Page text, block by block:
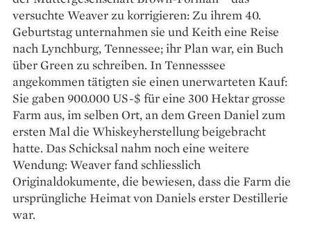
versuchte Weaver zu korrigieren: Zu ihrem 40.
Geburtstag unternahmen sie und Keith eine Reise
nach Lynchburg, Tennessee; ihr Plan war, ein Buch
über Green zu schreiben. In Tennesssee
angekommen tätigten sie einen unerwarteten Kauf:
Sie gaben 900.000 US-$ für eine 300 Hektar grosse
Farm aus, im selben Ort, an dem Green Daniel zum
ersten Mal die Whiskey­herstellung beigebracht
hatte. Das ­Schicksal nahm noch eine weitere
Wendung: Weaver fand schliesslich
Originaldokumente, die bewiesen, dass die Farm die
ursprüngliche Heimat von ­Daniels erster Destillerie
war.